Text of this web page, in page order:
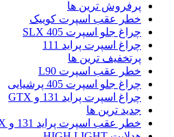
پرفروش ترین ها
خطر عقب اسپرت کوییک
چراغ جلو اسپرت 405 SLX
چراغ اسپرت پراید 111
پرتخفیف ترین ها
خطر عقب اسپرت L90
چراغ جلو اسپرت 405 پرشیایی
چراغ اسپرت پراید 131 و GTX
جدید ترین ها
خطر عقب اسپرت پراید 131 و GTX